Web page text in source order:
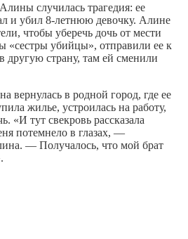
случилась трагедия: ее
и убил 8-летнюю девочку. Алине
чтобы уберечь дочь от мести
«сестры убийцы», отправили ее к
другую страну, там ей сменили
вернулась в родной город, где ее
жилье, устроилась на работу,
«И тут свекровь рассказала
потемнело в глазах, —
— Получалось, что мой брат